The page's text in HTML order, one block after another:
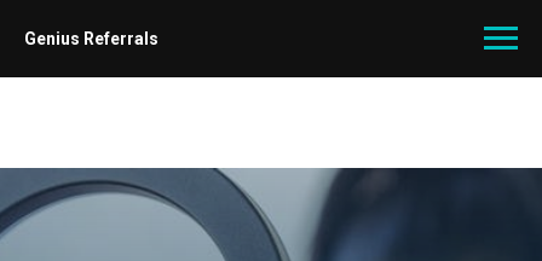
Genius Referrals